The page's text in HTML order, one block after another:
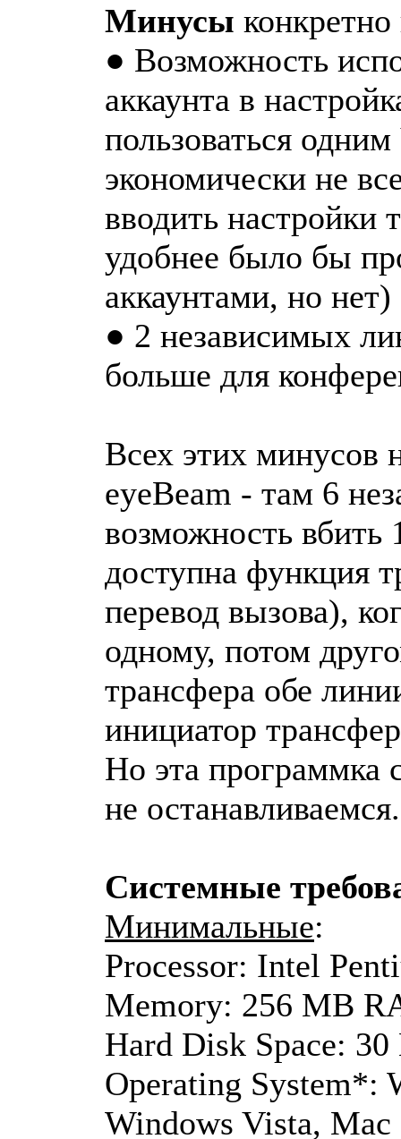
Минусы
● Возможность
аккаунта в
пользоваться
экономически не
вводить настройки
удобнее было бы
аккаунтами, но нет)
● 2 независимых
больше для
Всех этих минусов
eyeBeam - там 6
возможность вбить
доступна функция
перевод вызова),
одному, потом
трансфера обе
инициатор
Но эта программка
не останавливаемся.
Системные
Минимальные:
Processor: Intel
Memory: 256 MB
Hard Disk Space:
Operating System*:
Windows Vista, Mac